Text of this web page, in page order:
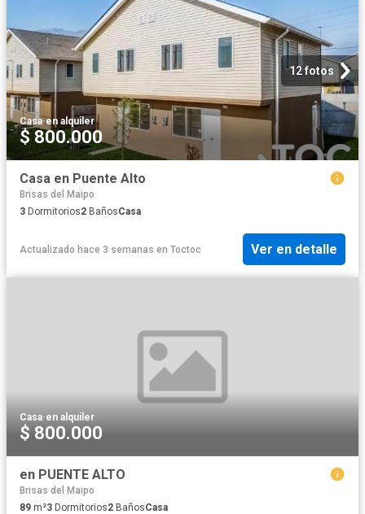
12 fotos
Casa·en alquiler
$ 800.000
Casa en Puente Alto
Brisas del Maipo
3 Dormitorios2 BañosCasa
Actualizado hace 3 semanas en Toctoc Ver en detalle
Casa·en alquiler
$ 800.000
en PUENTE ALTO
Brisas del Maipo
89 m²3 Dormitorios2 BañosCasa